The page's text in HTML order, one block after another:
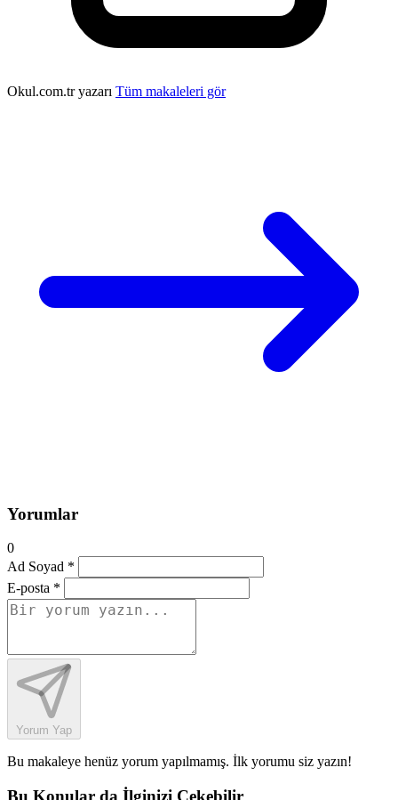
Okul.com.tr yazarı Tüm makaleleri gör
Yorumlar
0
Ad Soyad *
E-posta *
Yorum Yap
Bu makaleye henüz yorum yapılmamış. İlk yorumu siz yazın!
Bu Konular da İlginizi Çekebilir